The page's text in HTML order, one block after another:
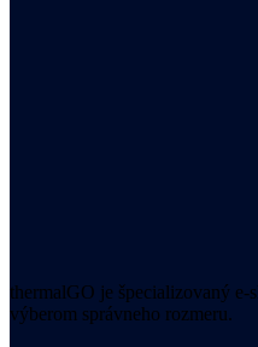
thermalGO je špecializovaný e-
výberom správneho rozmeru.